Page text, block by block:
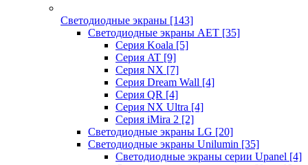
Светодиодные экраны [143]
Светодиодные экраны AET [35]
Cерия Koala [5]
Серия AT [9]
Серия NX [7]
Серия Dream Wall [4]
Серия QR [4]
Серия NX Ultra [4]
Серия iMira 2 [2]
Светодиодные экраны LG [20]
Светодиодные экраны Unilumin [35]
Светодиодные экраны серии Upanel [4]